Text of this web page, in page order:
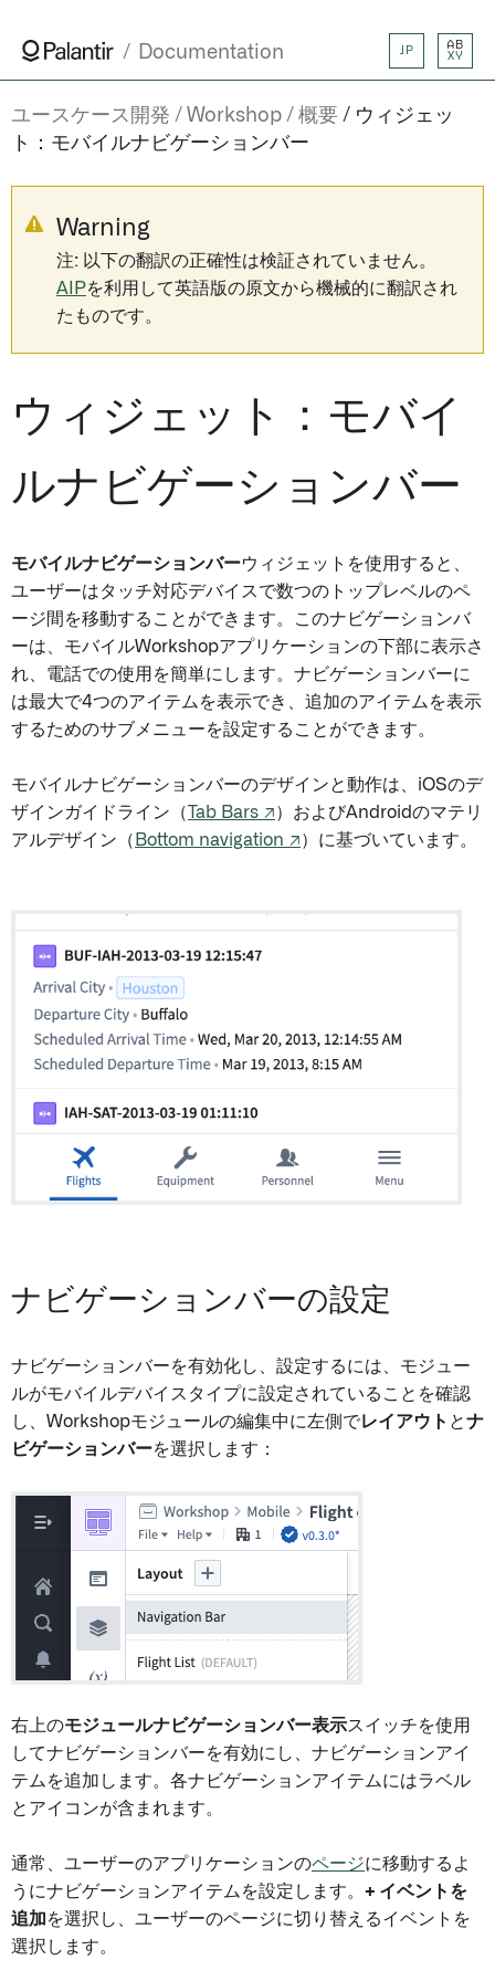
Documentation JP
AB
XY
ユースケース開発 Workshop 概要
ウィジェッ
ト：モバイルナビゲーションバー
Warning
注: 以下の翻訳の正確性は検証されていません。
AIPを利用して英語版の原文から機械的に翻訳され
たものです。
ウィジェット：モバイ
ルナビゲーションバー
モバイルナビゲーションバーウィジェットを使用すると、
ユーザーはタッチ対応デバイスで数つのトップレベルのペ
ージ間を移動することができます。このナビゲーションバ
ーは、モバイルWorkshopアプリケーションの下部に表示さ
れ、電話での使用を簡単にします。ナビゲーションバーに
は最大で4つのアイテムを表示でき、追加のアイテムを表示
するためのサブメニューを設定することができます。
モバイルナビゲーションバーのデザインと動作は、iOSのデ
ザインガイドライン（Tab Bars ↗）およびAndroidのマテリ
アルデザイン（ Bottom navigation ↗）に基づいています。
ナビゲーションバーの設定
ナビゲーションバーを有効化し、設定するには、モジュー
ルがモバイルデバイスタイプに設定されていることを確認
し、Workshopモジュールの編集中に左側でレイアウト とナ
ビゲーションバーを選択します：
右上のモジュールナビゲーションバー表示スイッチを使用
してナビゲーションバーを有効にし、ナビゲーションアイ
テムを追加します。各ナビゲーションアイテムにはラベル
とアイコンが含まれます。
通常、ユーザーのアプリケーションのページに移動するよ
うにナビゲーションアイテムを設定します。 + イベントを
追加 を選択し、ユーザーのページに切り替えるイベントを
選択します。